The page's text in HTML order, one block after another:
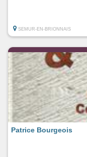
SEMUR-EN-BRIONNAIS
Patrice Bourgeois